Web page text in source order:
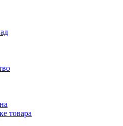
товара